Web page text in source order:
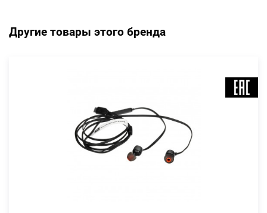
Другие товары этого бренда